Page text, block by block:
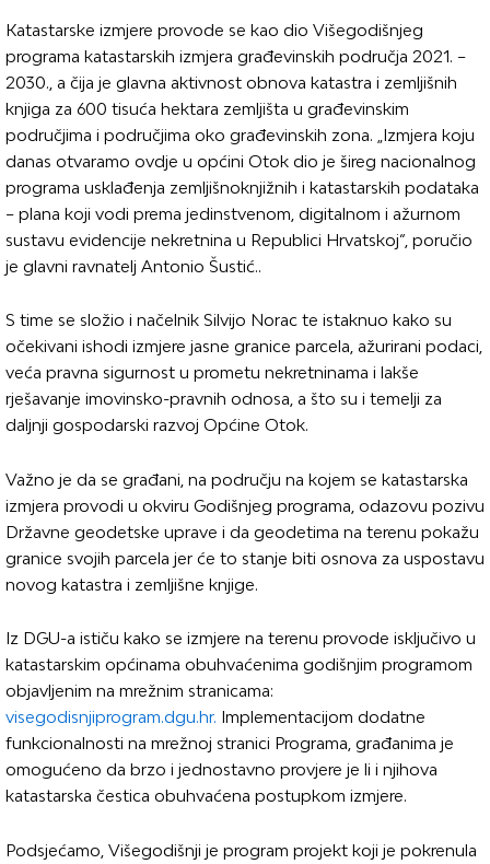
Katastarske izmjere provode se kao dio Višegodišnjeg
programa katastarskih izmjera građevinskih područja 2021. –
2030., a čija je glavna aktivnost obnova katastra i zemljišnih
knjiga za 600 tisuća hektara zemljišta u građevinskim
područjima i područjima oko građevinskih zona. „Izmjera koju
danas otvaramo ovdje u općini Otok dio je šireg nacionalnog
programa usklađenja zemljišnoknjižnih i katastarskih podataka
– plana koji vodi prema jedinstvenom, digitalnom i ažurnom
sustavu evidencije nekretnina u Republici Hrvatskoj“, poručio
je glavni ravnatelj Antonio Šustić..
S time se složio i načelnik Silvijo Norac te istaknuo kako su
očekivani ishodi izmjere jasne granice parcela, ažurirani podaci,
veća pravna sigurnost u prometu nekretninama i lakše
rješavanje imovinsko-pravnih odnosa, a što su i temelji za
daljnji gospodarski razvoj Općine Otok.
Važno je da se građani, na području na kojem se katastarska
izmjera provodi u okviru Godišnjeg programa, odazovu pozivu
Državne geodetske uprave i da geodetima na terenu pokažu
granice svojih parcela jer će to stanje biti osnova za uspostavu
novog katastra i zemljišne knjige.
Iz DGU-a ističu kako se izmjere na terenu provode isključivo u
katastarskim općinama obuhvaćenima godišnjim programom
objavljenim na mrežnim stranicama:
visegodisnjiprogram.dgu.hr. Implementacijom dodatne
funkcionalnosti na mrežnoj stranici Programa, građanima je
omogućeno da brzo i jednostavno provjere je li i njihova
katastarska čestica obuhvaćena postupkom izmjere.
Podsjećamo, Višegodišnji je program projekt koji je pokrenula